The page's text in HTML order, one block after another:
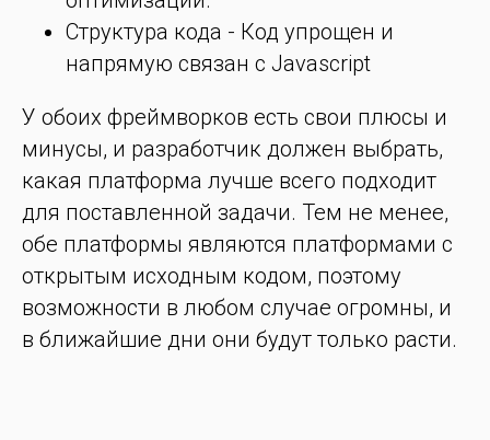
Структура кода - Код упрощен и
напрямую связан с Javascript
У обоих фреймворков есть свои плюсы и
минусы, и разработчик должен выбрать,
какая платформа лучше всего подходит
для поставленной задачи. Тем не менее,
обе платформы являются платформами с
открытым исходным кодом, поэтому
возможности в любом случае огромны, и
в ближайшие дни они будут только расти.